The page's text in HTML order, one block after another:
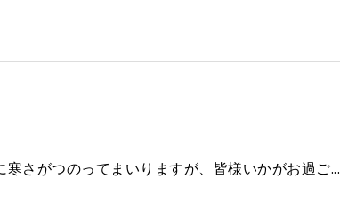
さがつのってまいりますが、皆様いかがお過ご...